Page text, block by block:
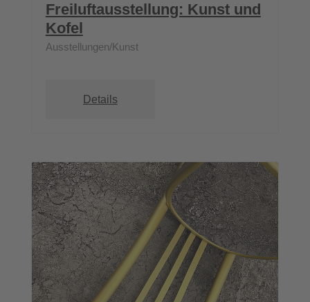
Freiluftausstellung: Kunst und
Kofel
Ausstellungen/Kunst
Details